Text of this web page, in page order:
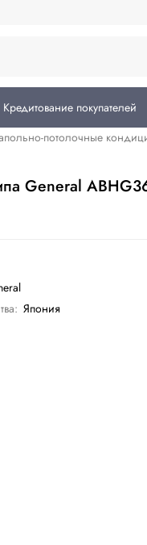
Кредитование покупателей
потолочные
General
Япония